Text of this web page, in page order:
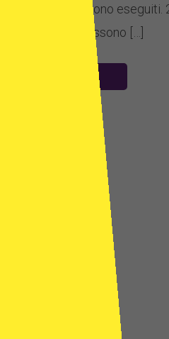
specifici che vengono
laboratorio che possono […]
READ MORE »